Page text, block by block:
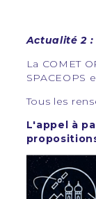
Actualité 2 :
La COMET
SPACEOPS
Tous les
L'appel à